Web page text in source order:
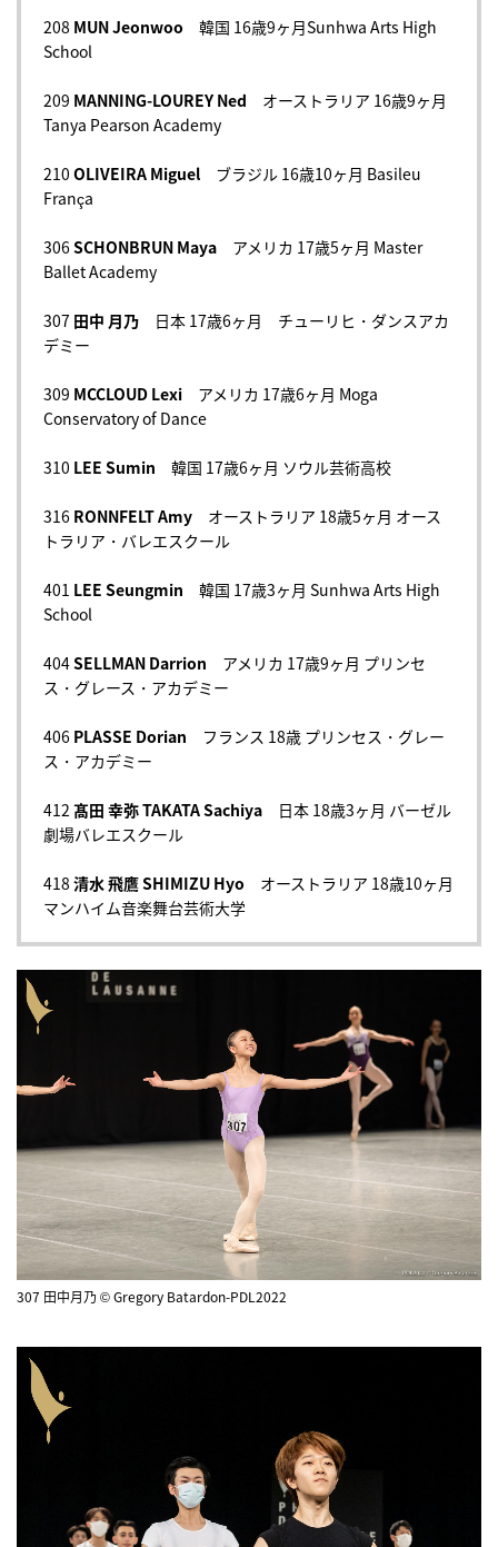
208 MUN Jeonwoo 韓国 16歳9ヶ月Sunhwa Arts High
School
209 MANNING-LOUREY Ned オーストラリア 16歳9ヶ月
Tanya Pearson Academy
210 OLIVEIRA Miguel ブラジル 16歳10ヶ月 Basileu
França
306SCHONBRUN Maya アメリカ 17歳5ヶ月 Master
Ballet Academy
307 田中 月乃 日本 17歳6ヶ月 チューリヒ・ダンスアカ
デミー
309 MCCLOUD Lexi アメリカ 17歳6ヶ月 Moga
Conservatory of Dance
310 LEE Sumin 韓国 17歳6ヶ月 ソウル芸術高校
316 RONNFELT Amy オーストラリア 18歳5ヶ月 オース
トラリア・バレエスクール
401 LEE Seungmin 韓国 17歳3ヶ月 Sunhwa Arts High
School
404SELLMAN Darrion アメリカ 17歳9ヶ月 プリンセ
ス・グレース・アカデミー
406 PLASSE Dorian フランス 18歳 プリンセス・グレー
ス・アカデミー
412 髙田 幸弥 TAKATA Sachiya 日本 18歳3ヶ月 バーゼル
劇場バレエスクール
418 清水 飛鷹 SHIMIZU Hyo オーストラリア 18歳10ヶ月
マンハイム音楽舞台芸術大学
307 田中月乃 © Gregory Batardon-PDL2022